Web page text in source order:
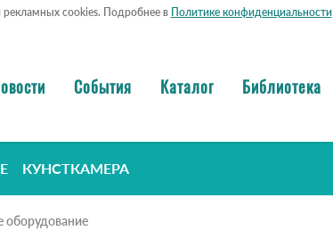
рекламных cookies. Подробнее в Политике конфиденциальности
События Каталог Библиотека
КУНСТКАМЕРА